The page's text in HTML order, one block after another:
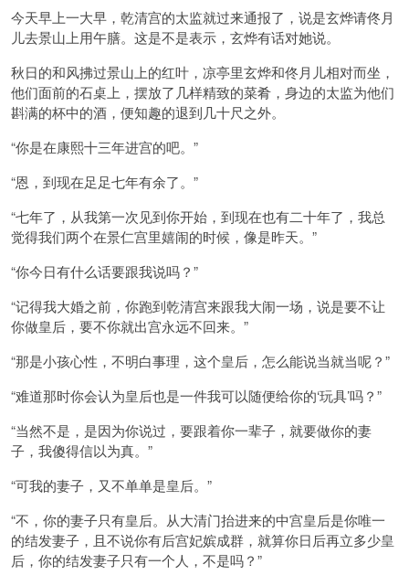
今天早上一大早，乾清宫的太监就过来通报了，说是玄烨请佟月
儿去景山上用午膳。这是不是表示，玄烨有话对她说。
秋日的和风拂过景山上的红叶，凉亭里玄烨和佟月儿相对而坐，
他们面前的石桌上，摆放了几样精致的菜肴，身边的太监为他们
斟满的杯中的酒，便知趣的退到几十尺之外。
“你是在康熙十三年进宫的吧。”
“恩，到现在足足七年有余了。”
“七年了，从我第一次见到你开始，到现在也有二十年了，我总
觉得我们两个在景仁宫里嬉闹的时候，像是昨天。”
“你今日有什么话要跟我说吗？”
“记得我大婚之前，你跑到乾清宫来跟我大闹一场，说是要不让
你做皇后，要不你就出宫永远不回来。”
“那是小孩心性，不明白事理，这个皇后，怎么能说当就当呢？”
“难道那时你会认为皇后也是一件我可以随便给你的‘玩具’吗？”
“当然不是，是因为你说过，要跟着你一辈子，就要做你的妻
子，我傻得信以为真。”
“可我的妻子，又不单单是皇后。”
“不，你的妻子只有皇后。从大清门抬进来的中宫皇后是你唯一
的结发妻子，且不说你有后宫妃嫔成群，就算你日后再立多少皇
后，你的结发妻子只有一个人，不是吗？”